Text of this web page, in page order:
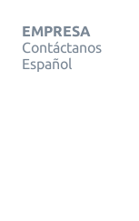
EMPRESA
Contáctanos
Español